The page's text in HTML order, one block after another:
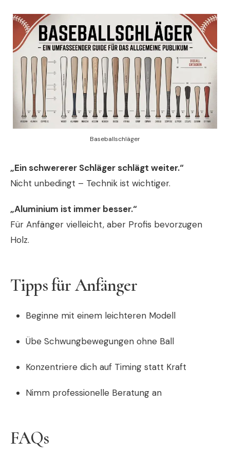
Baseballschläger
„Ein schwererer Schläger schlägt weiter.“
Nicht unbedingt – Technik ist wichtiger.
„Aluminium ist immer besser.“
Für Anfänger vielleicht, aber Profis bevorzugen
Holz.
Tipps für Anfänger
Beginne mit einem leichteren Modell
Übe Schwungbewegungen ohne Ball
Konzentriere dich auf Timing statt Kraft
Nimm professionelle Beratung an
FAQs